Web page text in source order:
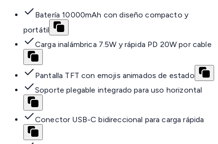
Batería 10000mAh con diseño compacto y
portátil
Carga inalámbrica 7.5W y rápida PD 20W por cable
Pantalla TFT con emojis animados de estado
Soporte plegable integrado para uso horizontal
Conector USB-C bidireccional para carga rápida